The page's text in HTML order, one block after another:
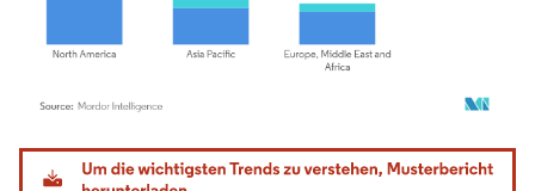
Bild © Mordor Intelligence. Wiederverwendung erfordert Namensnennung gemäß